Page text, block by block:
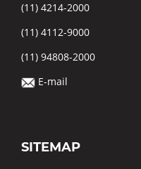
(11) 4214-2000
(11) 4112-9000
(11) 94808-2000
E-mail
SITEMAP